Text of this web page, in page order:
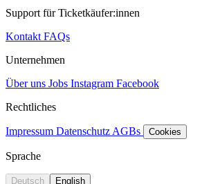
Support für Ticketkäufer:innen
Kontakt FAQs
Unternehmen
Über uns Jobs Instagram Facebook
Rechtliches
Impressum Datenschutz AGBs Cookies
Sprache
Deutsch English